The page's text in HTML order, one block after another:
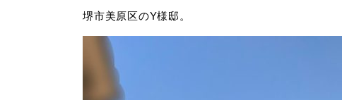
堺市美原区のY様邸。